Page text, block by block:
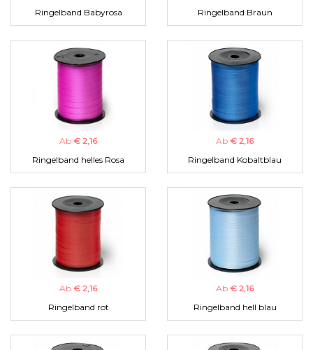
Ringelband Babyrosa
Ringelband Braun
Ab € 2,16
Ringelband helles Rosa
Ab € 2,16
Ringelband Kobaltblau
Ab € 2,16
Ringelband rot
Ab € 2,16
Ringelband hell blau